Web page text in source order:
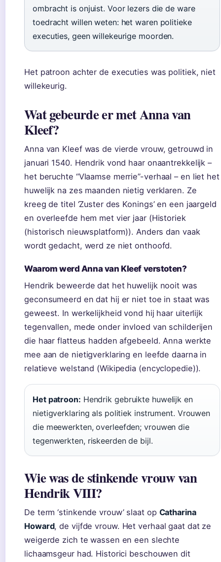
ombracht is onjuist. Voor lezers die de ware
toedracht willen weten: het waren politieke
executies, geen willekeurige moorden.
Het patroon achter de executies was politiek, niet
willekeurig.
Wat gebeurde er met Anna van
Kleef?
Anna van Kleef was de vierde vrouw, getrouwd in
januari 1540. Hendrik vond haar onaantrekkelijk –
het beruchte “Vlaamse merrie”-verhaal – en liet het
huwelijk na zes maanden nietig verklaren. Ze
kreeg de titel ‘Zuster des Konings’ en een jaargeld
en overleefde hem met vier jaar (Historiek
(historisch nieuwsplatform)). Anders dan vaak
wordt gedacht, werd ze niet onthoofd.
Waarom werd Anna van Kleef verstoten?
Hendrik beweerde dat het huwelijk nooit was
geconsumeerd en dat hij er niet toe in staat was
geweest. In werkelijkheid vond hij haar uiterlijk
tegenvallen, mede onder invloed van schilderijen
die haar flatteus hadden afgebeeld. Anna werkte
mee aan de nietigverklaring en leefde daarna in
relatieve welstand (Wikipedia (encyclopedie)).
Het patroon: Hendrik gebruikte huwelijk en
nietigverklaring als politiek instrument. Vrouwen
die meewerkten, overleefden; vrouwen die
tegenwerkten, riskeerden de bijl.
Wie was de stinkende vrouw van
Hendrik VIII?
De term ‘stinkende vrouw’ slaat op Catharina
Howard, de vijfde vrouw. Het verhaal gaat dat ze
weigerde zich te wassen en een slechte
lichaamsgeur had. Historici beschouwen dit